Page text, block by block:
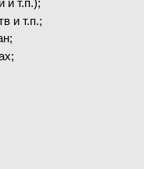
и т.п.);
и т.п.;